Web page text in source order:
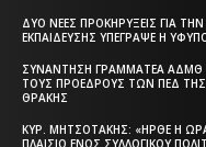
ΔΎΟ ΝΈΕΣ ΠΡΟΚΗΡΎΞΕΙΣ ΓΙΑ
ΕΚΠΑΊΔΕΥΣΗΣ ΥΠΈΓΡΑΨΕ Η
ΣΥΝΆΝΤΗΣΗ ΓΡΑΜΜΑΤΈΑ ΑΔΜΘ
ΤΟΥΣ ΠΡΟΈΔΡΟΥΣ ΤΩΝ ΠΕΔ ΤΗΣ
ΘΡΆΚΗΣ
ΚΥΡ. ΜΗΤΣΟΤΆΚΗΣ: «ΉΡΘΕ Η
ΠΛΑΊΣΙΟ ΕΝΌΣ ΣΥΛΛΟΓΙΚΟΎ